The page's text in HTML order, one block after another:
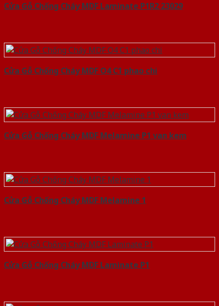
Cửa Gỗ Chống Cháy MDF Laminate P1R2 23029
Cửa Gỗ Chống Cháy MDF O4 C1 phao chi
Cửa Gỗ Chống Cháy MDF Melamine P1 van kem
Cửa Gỗ Chống Cháy MDF Melamine 1
Cửa Gỗ Chống Cháy MDF Laminate P1